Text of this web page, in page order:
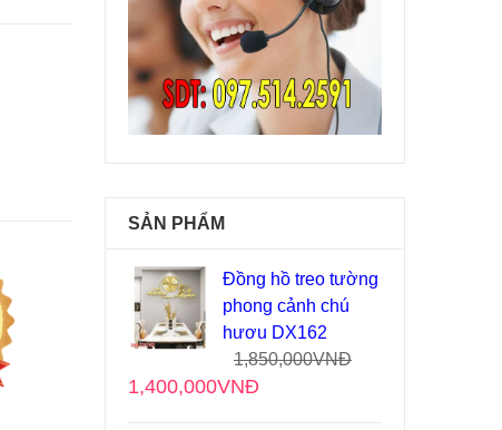
SẢN PHẨM
Đồng hồ treo tường
phong cảnh chú
hươu DX162
1,850,000VNĐ
1,400,000VNĐ